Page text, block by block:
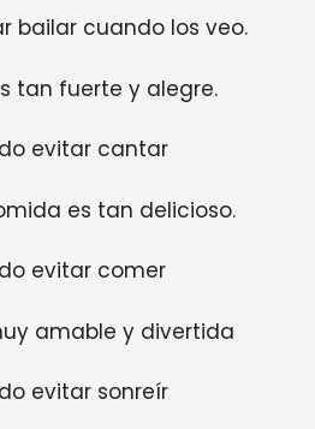
bailar cuando los veo.
tan fuerte y alegre.
evitar cantar
es tan delicioso.
evitar comer
amable y divertida
evitar sonreír